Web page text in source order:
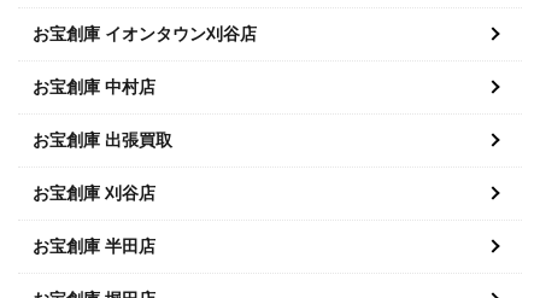
お宝創庫 イオンタウン刈谷店
お宝創庫 中村店
お宝創庫 出張買取
お宝創庫 刈谷店
お宝創庫 半田店